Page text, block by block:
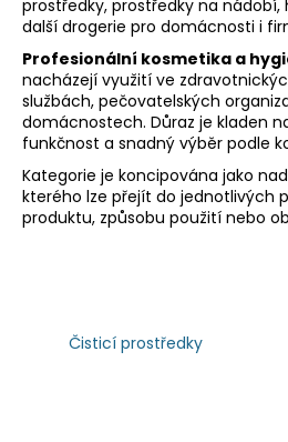
prostředky, prostředky na nádobí,
další drogerie pro domácnosti i
Profesionální kosmetika a
nacházejí využití ve
službách, pečovatelských
domácnostech. Důraz je kladen
funkčnost a snadný výběr podle
Kategorie je koncipována jako
kterého lze přejít do jednotlivých
produktu, způsobu použití nebo
Čisticí prostředky
í
t
?
HLEDAT